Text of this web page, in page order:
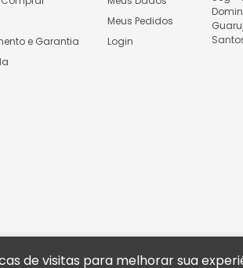
de visitas para melhorar sua
e Garantia
Meus Pedidos
Login